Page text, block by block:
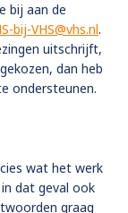
bij aan de
bij-VHS@vhs.nl.
uitschrijft,
dan heb
ondersteunen.
wat het werk
dat geval ook
graag